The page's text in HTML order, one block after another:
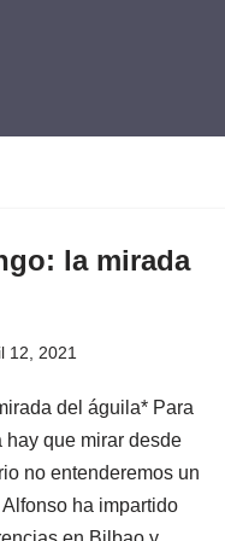
la mirada
12, 2021
del águila* Para
hay que mirar desde
no entenderemos un
ha impartido